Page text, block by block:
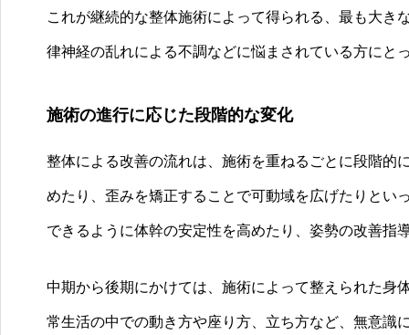
これが継続的な整体施術によって得られる、最も大
律神経の乱れによる不調などに悩まされている方にと
施術の進行に応じた段階的な変化
整体による改善の流れは、施術を重ねるごとに段階的
めたり、歪みを矯正することで可動域を広げたりとい
できるように体幹の安定性を高めたり、姿勢の改善指
中期から後期にかけては、施術によって整えられた身
常生活の中での動き方や座り方、立ち方など、無意識